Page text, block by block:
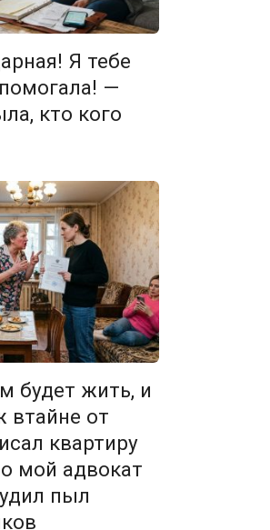
Я тебе
—
кто кого
будет жить, и
втайне от
квартиру
мой адвокат
пыл